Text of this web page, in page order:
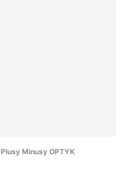
Plusy Minusy OPTYK